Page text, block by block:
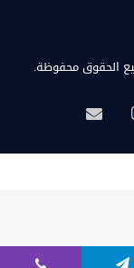
انستقرامبريد
همسة